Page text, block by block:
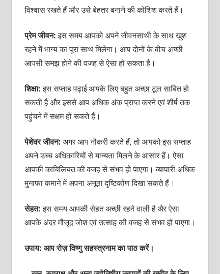
विश्‍वास रखते हैं और उसे बेहतर बनाने की कोशिश करते हैं।
प्रेम जीवन:इस समय आपको अपने जीवनसाथी के साथ खुश
रहने में भाग्‍य का पूरा साथ मिलेगा। आप दोनों के बीच अच्‍छी
आपसी समझ होने की वजह से ऐसा हो सकता है।
शिक्षा:इस सप्‍ताह पढ़ाई आपके लिए बहुत अच्‍छा टूल साबित हो
सकती है और इससे आप अधिक अंक प्राप्‍त करने एवं शीर्ष तक
पहुंचने में सक्षम हो सकते हैं।
पेशेवर जीवन: अगर आप नौकरी करते हैं, तो आपको इस सप्‍ताह
अपने उच्‍च अधिकारियों से मान्‍यता मिलने के आसार हैं। ऐसा
आपकी काबिलियत की वजह से संभव हो पाएगा। व्‍यापारी अधिक
मुनाफा कमाने में अपना अनूठा दृष्टिकोण दिखा सकते हैं।
सेहत:इस समय आपकी सेहत अच्‍छी रहने वाली है अैर ऐसा
आपके अंदर मौजूद जोश एवं उत्‍साह की वजह से संभव हो पाएगा।
उपाय: आप रोज़ विष्‍णु सहस्‍त्रनाम का पाठ करें।